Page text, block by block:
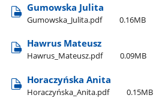
Gumowska Julita
Gumowska​_Julita.pdf 0.16MB
Hawrus Mateusz
Hawrus​_Mateusz.pdf 0.09MB
Horaczyńska Anita
Horaczyńska​_Anita.pdf 0.15MB